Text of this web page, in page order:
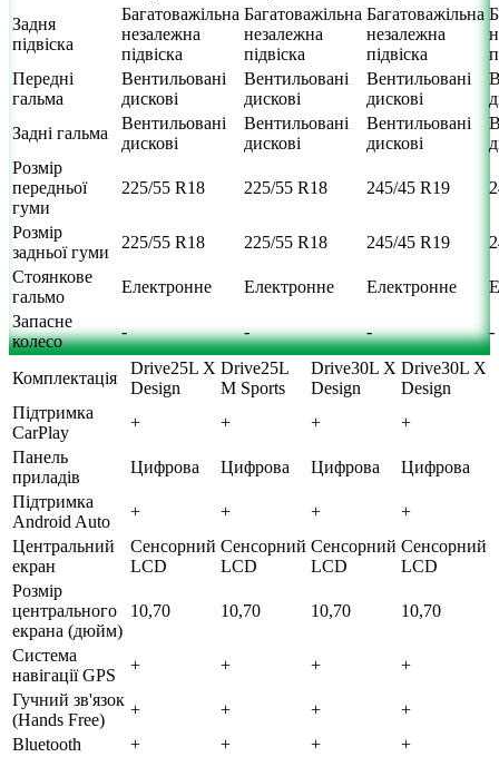
Задня
підвіска
Багатоважільна
незалежна
підвіска
Багатоважільна
незалежна
підвіска
Багатоважільна
незалежна
підвіска
Передні
гальма
Вентильовані
дискові
Вентильовані
дискові
Вентильовані
дискові
Задні гальма
Вентильовані
дискові
Вентильовані
дискові
Вентильовані
дискові
Розмір
передньої
гуми
225/55 R18 225/55 R18 245/45 R19
Розмір
задньої гуми
225/55 R18 225/55 R18 245/45 R19
Стоянкове
гальмо
Електронне Електронне Електронне
Запасне
колесо
- - - -
Комплектація
Drive25L X
Design
Drive25L
M Sports
Drive30L X
Design
Drive30L X
Design
Підтримка
CarPlay
+ + +
+
Панель
приладів
Цифрова Цифрова Цифрова
Цифрова
Підтримка
Android Auto
+ + +
+
Центральний
екран
Сенсорний
LCD
Сенсорний
LCD
Сенсорний
LCD
Сенсорний
LCD
Розмір
центрального
екрана (дюйм)
10,70 10,70 10,70 10,70
Система
навігації GPS
+ + +
+
Гучний зв'язок
(Hands Free)
+ + +
+
Bluetooth
+ + +
+